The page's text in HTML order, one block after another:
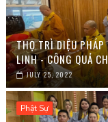
THỌ TRÌ DIỆU PHÁP
LINH - CÔNG QUẢ
JULY 25, 2022
Phật Sự